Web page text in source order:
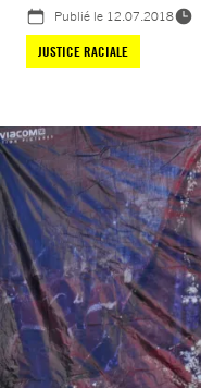
Publié le 12.07.2018
JUSTICE RACIALE